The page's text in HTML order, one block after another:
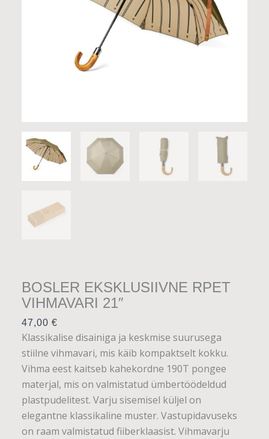
BOSLER EKSKLUSIIVNE RPET
VIHMAVARI 21″
47,00 €
Klassikalise disainiga ja keskmise suurusega
stiilne vihmavari, mis käib kompaktselt kokku.
Vihma eest kaitseb kahekordne 190T pongee
materjal, mis on valmistatud ümbertöödeldud
plastpudelitest. Varju sisemisel küljel on
elegantne klassikaline muster. Vastupidavuseks
on raam valmistatud fiiberklaasist. Vihmavarju